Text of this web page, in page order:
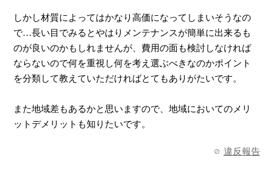
しかし材質によってはかなり高価になってしまいそうなの
で…長い目でみるとやはりメンテナンスが簡単に出来るも
のが良いのかもしれませんが、費用の面も検討しなければ
ならないので何を重視し何を考え選ぶべきなのかポイント
を分類して教えていただければとてもありがたいです。
また地域差もあるかと思いますので、地域においてのメリ
ットデメリットも知りたいです。
違反報告